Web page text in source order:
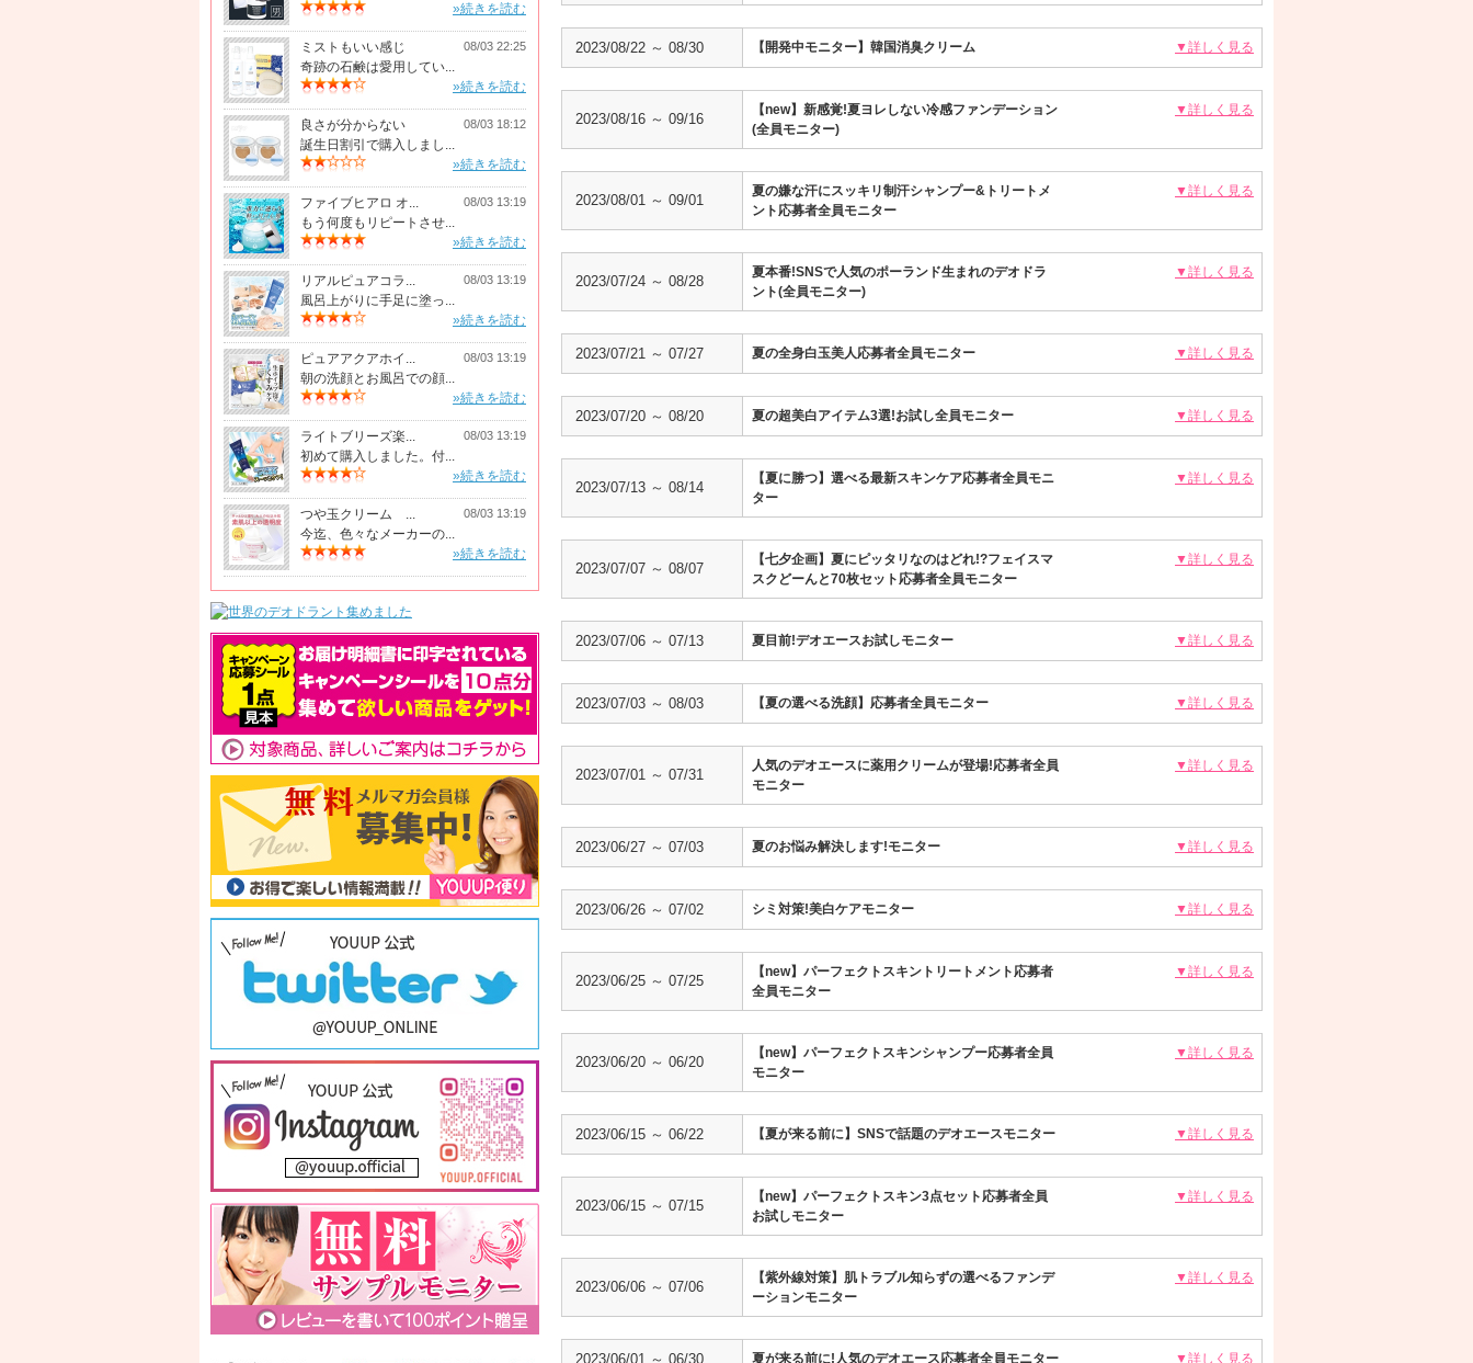
»続きを読む
ミストもいい感じ 08/03 22:25
奇跡の石鹸は愛用してい...
»続きを読む
良さが分からない 08/03 18:12
誕生日割引で購入しまし...
»続きを読む
ファイブヒアロ オ... 08/03 13:19
もう何度もリピートさせ...
»続きを読む
リアルピュアコラ... 08/03 13:19
風呂上がりに手足に塗っ...
»続きを読む
ピュアアクアホイ... 08/03 13:19
朝の洗顔とお風呂での顔...
»続きを読む
ライトブリーズ楽... 08/03 13:19
初めて購入しました。付...
»続きを読む
つや玉クリーム ... 08/03 13:19
今迄、色々なメーカーの...
»続きを読む
2023/08/22 ～ 08/30 【開発中モニター】韓国消臭クリーム ▼詳しく見る
2023/08/16 ～ 09/16
【new】新感覚!夏ヨレしない冷感ファンデーション
(全員モニター)
▼詳しく見る
2023/08/01 ～ 09/01
夏の嫌な汗にスッキリ制汗シャンプー&トリートメ
ント応募者全員モニター
▼詳しく見る
2023/07/24 ～ 08/28
夏本番!SNSで人気のポーランド生まれのデオドラ
ント(全員モニター)
▼詳しく見る
2023/07/21 ～ 07/27 夏の全身白玉美人応募者全員モニター ▼詳しく見る
2023/07/20 ～ 08/20 夏の超美白アイテム3選!お試し全員モニター ▼詳しく見る
2023/07/13 ～ 08/14
【夏に勝つ】選べる最新スキンケア応募者全員モニ
ター
▼詳しく見る
2023/07/07 ～ 08/07
【七夕企画】夏にピッタリなのはどれ!?フェイスマ
スクどーんと70枚セット応募者全員モニター
▼詳しく見る
2023/07/06 ～ 07/13 夏目前!デオエースお試しモニター ▼詳しく見る
2023/07/03 ～ 08/03 【夏の選べる洗顔】応募者全員モニター ▼詳しく見る
2023/07/01 ～ 07/31
人気のデオエースに薬用クリームが登場!応募者全員
モニター
▼詳しく見る
2023/06/27 ～ 07/03 夏のお悩み解決します!モニター ▼詳しく見る
2023/06/26 ～ 07/02 シミ対策!美白ケアモニター ▼詳しく見る
2023/06/25 ～ 07/25
【new】パーフェクトスキントリートメント応募者
全員モニター
▼詳しく見る
2023/06/20 ～ 06/20
【new】パーフェクトスキンシャンプー応募者全員
モニター
▼詳しく見る
2023/06/15 ～ 06/22 【夏が来る前に】SNSで話題のデオエースモニター ▼詳しく見る
2023/06/15 ～ 07/15
【new】パーフェクトスキン3点セット応募者全員
お試しモニター
▼詳しく見る
2023/06/06 ～ 07/06
【紫外線対策】肌トラブル知らずの選べるファンデ
ーションモニター
▼詳しく見る
2023/06/01 ～ 06/30 夏が来る前に!人気のデオエース応募者全員モニター ▼詳しく見る